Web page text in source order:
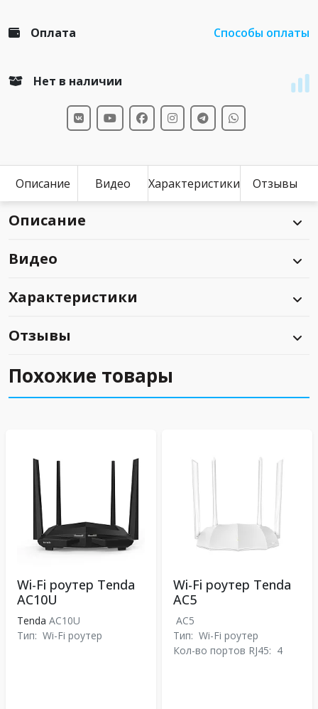
Оплата Способы оплаты
Нет в наличии
Описание Видео Характеристики Отзывы
Описание
Видео
Характеристики
Отзывы
Похожие товары
Wi-Fi роутер Tenda
AC10U
Tenda AC10U
Тип: Wi-Fi роутер
Wi-Fi роутер Tenda
AC5
AC5
Тип: Wi-Fi роутер
Кол-во портов RJ45: 4